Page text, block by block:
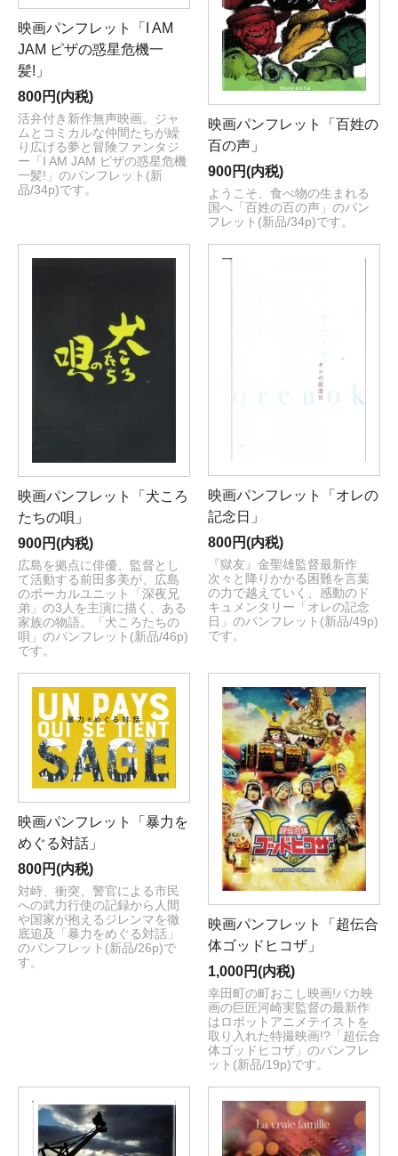
映画パンフレット「I AM
JAM ピザの惑星危機一
髪!」
800円(内税)
活弁付き新作無声映画。ジャ
ムとコミカルな仲間たちが繰
り広げる夢と冒険ファンタジ
ー「I AM JAM ピザの惑星危機
一髪!」のパンフレット(新
品/34p)です。
映画パンフレット「百姓の
百の声」
900円(内税)
ようこそ、食べ物の生まれる
国へ「百姓の百の声」のパン
フレット(新品/34p)です。
映画パンフレット「犬ころ
たちの唄」
900円(内税)
広島を拠点に俳優、監督とし
て活動する前田多美が、広島
のボーカルユニット「深夜兄
弟」の3人を主演に描く、ある
家族の物語。「犬ころたちの
唄」のパンフレット(新品/46p)
です。
映画パンフレット「オレの
記念日」
800円(内税)
『獄友』金聖雄監督最新作
次々と降りかかる困難を言葉
の力で越えていく、感動のド
キュメンタリー「オレの記念
日」のパンフレット(新品/49p)
です。
映画パンフレット「暴力を
めぐる対話」
800円(内税)
対峙、衝突、警官による市民
への武力行使の記録から人間
や国家が抱えるジレンマを徹
底追及「暴力をめぐる対話」
のパンフレット(新品/26p)で
す。
映画パンフレット「超伝合
体ゴッドヒコザ」
1,000円(内税)
幸田町の町おこし映画!バカ映
画の巨匠河崎実監督の最新作
はロボットアニメテイストを
取り入れた特撮映画!?「超伝合
体ゴッドヒコザ」のパンフレ
ット(新品/19p)です。